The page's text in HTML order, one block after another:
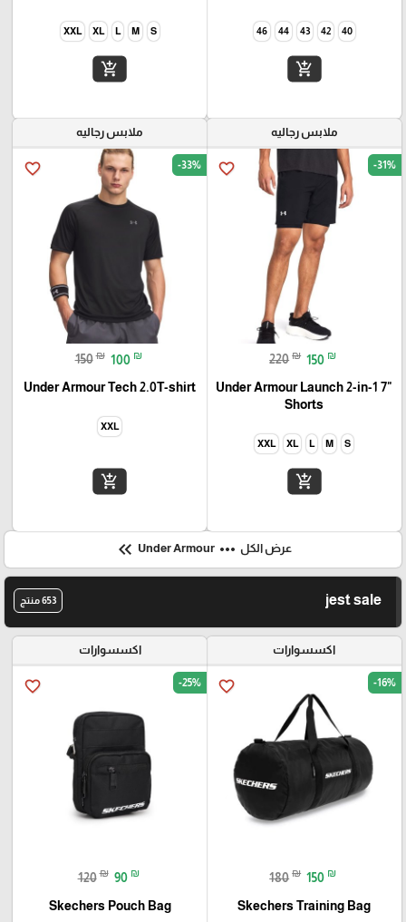
40
42
43
44
46
add_shopping_cart
S
M
L
XL
XXL
add_shopping_cart
ملابس رجاليه
favorite_border -31%
220 ₪ 150 ₪
Under Armour Launch 2-in-1 7"
Shorts
S
M
L
XL
XXL
add_shopping_cart
ملابس رجاليه
favorite_border -33%
150 ₪ 100 ₪
Under Armour Tech 2.0T-shirt
XXL
add_shopping_cart
عرض الكل more_horiz
keyboard_double_arrow_left
jest sale 653 منتج
اكسسوارات
favorite_border -16%
180 ₪ 150 ₪
Skechers Training Bag
اكسسوارات
favorite_border -25%
120 ₪ 90 ₪
Skechers Pouch Bag